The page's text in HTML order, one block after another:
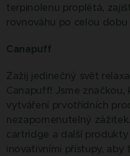
terpinolenu proplétá,
rovnováhu po celou dobu
Canapuff
Zažij jedinečný svět
Canapuff! Jsme značkou,
vytváření prvotřídních
nezapomenutelný
cartridge a další
inovativními přístupy,